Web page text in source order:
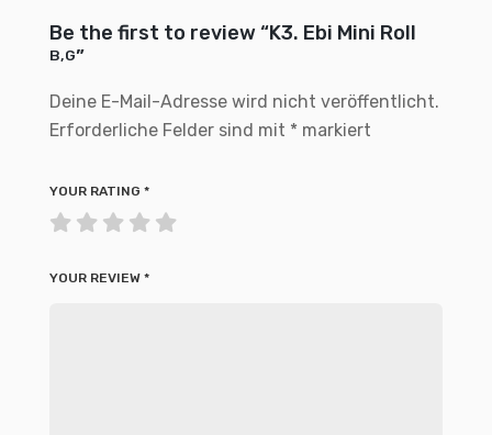
Be the first to review “K3. Ebi Mini Roll
B,G”
Deine E-Mail-Adresse wird nicht veröffentlicht.
Erforderliche Felder sind mit * markiert
YOUR RATING *
YOUR REVIEW *